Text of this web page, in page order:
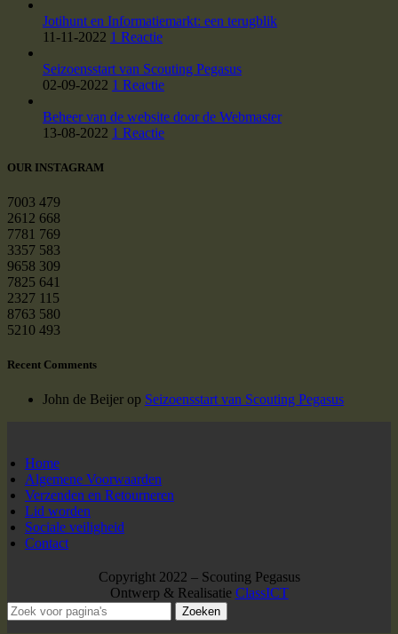
Jotihunt en Informatiemarkt: een terugblik
11-11-2022 1 Reactie
Seizoensstart van Scouting Pegasus
02-09-2022 1 Reactie
Beheer van de website door de Webmaster
13-08-2022 1 Reactie
OUR INSTAGRAM
7003 479
2612 668
7781 769
3357 583
9658 309
7825 641
2327 115
8763 580
5210 493
Recent Comments
John de Beijer op Seizoensstart van Scouting Pegasus
Home
Algemene Voorwaarden
Verzenden en Retourneren
Lid worden
Sociale veiligheid
Contact
Copyright 2022 – Scouting Pegasus
Ontwerp & Realisatie ClassICT
Zoeken